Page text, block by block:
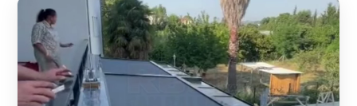
Bulgaristan
Bursa
Çanakkale